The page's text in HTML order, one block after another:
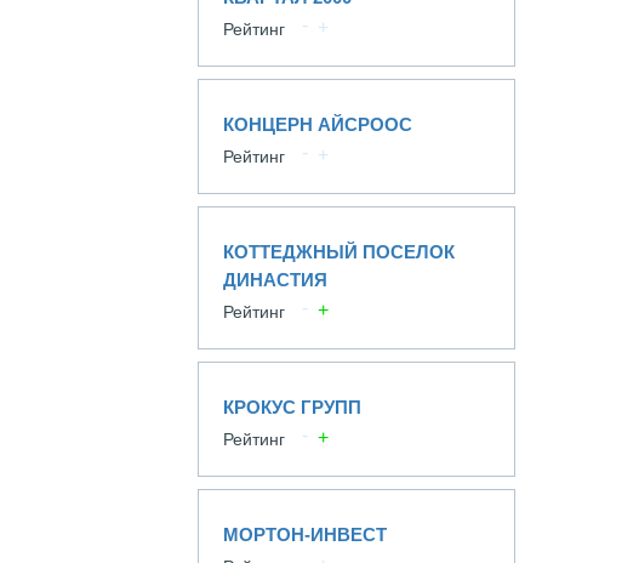
Рейтинг
КОНЦЕРН АЙСРООС
Рейтинг
КОТТЕДЖНЫЙ ПОСЕЛОК
ДИНАСТИЯ
Рейтинг
КРОКУС ГРУПП
Рейтинг
МОРТОН-ИНВЕСТ